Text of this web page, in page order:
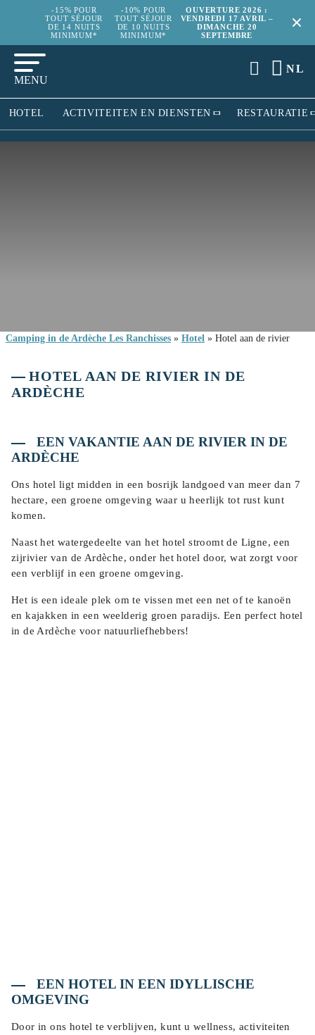
-15% POUR
TOUT SÉJOUR
DE 14 NUITS
MINIMUM*
-10% POUR
TOUT SÉJOUR
DE 10 NUITS
MINIMUM*
OUVERTURE 2026 :
VENDREDI 17 AVRIL –
DIMANCHE 20
SEPTEMBRE
MENU
NL
HOTEL ACTIVITEITEN EN DIENSTEN RESTAURATIE
Camping in de Ardèche Les Ranchisses » Hotel » Hotel aan de rivier
HOTEL AAN DE RIVIER IN DE
ARDÈCHE
EEN VAKANTIE AAN DE RIVIER IN DE
ARDÈCHE
Ons hotel ligt midden in een bosrijk landgoed van meer dan 7
hectare, een groene omgeving waar u heerlijk tot rust kunt
komen.
Naast het watergedeelte van het hotel stroomt de Ligne, een
zijrivier van de Ardèche, onder het hotel door, wat zorgt voor
een verblijf in een groene omgeving.
Het is een ideale plek om te vissen met een net of te kanoën
en kajakken in een weelderig groen paradijs. Een perfect hotel
in de Ardèche voor natuurliefhebbers!
EEN HOTEL IN EEN IDYLLISCHE
OMGEVING
Door in ons hotel te verblijven, kunt u wellness, activiteiten